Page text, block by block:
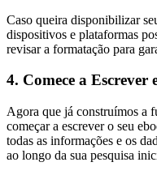
Caso queira disponibilizar
dispositivos e plataformas
revisar a formatação para
4. Comece a Escrever
Agora que já construímos a
começar a escrever o seu
todas as informações e os
ao longo da sua pesquisa